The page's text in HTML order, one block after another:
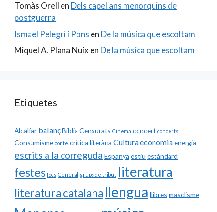
Tomàs Orell en Dels capellans menorquins de
postguerra
Ismael Pelegrí i Pons en De la música que escoltam
Miquel A. Plana Nuix en De la música que escoltam
Etiquetes
Alcalfar balançBiblia Censurats Cinema concert concerts
Consumisme conte crítica literària Culturaeconomiaenergia
escrits a la correguda Espanya estiu estàndard
festes focs General grups de tribut literatura
literatura catalana llengua llibres masclisme